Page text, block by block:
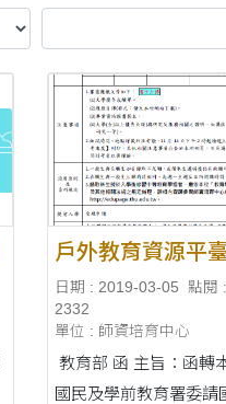
戶外教育資源平
日期 : 2019-03-05
點閱 :
2332
單位 : 師資培育中心
教育部 函 主旨：函轉本部
國民及學前教育署委請